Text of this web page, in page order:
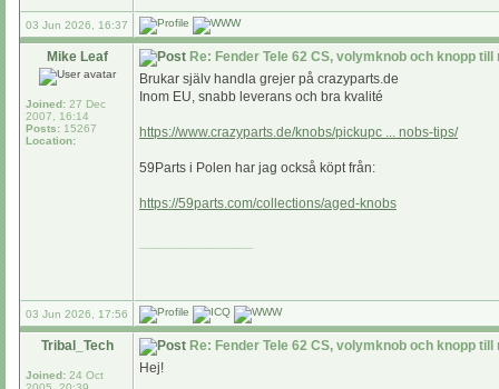
03 Jun 2026, 16:37
Mike Leaf
Joined: 27 Dec
2007, 16:14
Posts: 15267
Location:
Re: Fender Tele 62 CS, volymknob och knopp
Brukar själv handla grejer på crazyparts.de
Inom EU, snabb leverans och bra kvalité
https://www.crazyparts.de/knobs/pickupc ... nobs-tips/
59Parts i Polen har jag också köpt från:
https://59parts.com/collections/aged-knobs
03 Jun 2026, 17:56
Tribal_Tech
Joined: 24 Oct
Re: Fender Tele 62 CS, volymknob och knopp
Hej!